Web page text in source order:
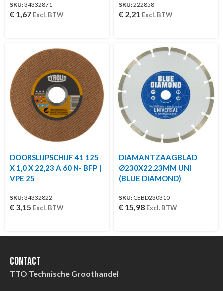
SKU:34332871
€ 1,67 Excl. BTW
SKU:222858
€ 2,21 Excl. BTW
DOORSLIJPSCHIJF 41 125
X 1,0 X 22,23 A 60 N- BFP |
VPE 25
SKU:34332822
€ 3,15 Excl. BTW
DIAMANTZAAGBLAD
Ø230X22,23MM UNI
(BLUE DIAMOND)
SKU: CEBD230310
€ 15,98 Excl. BTW
Contact
TTO Technische Groothandel